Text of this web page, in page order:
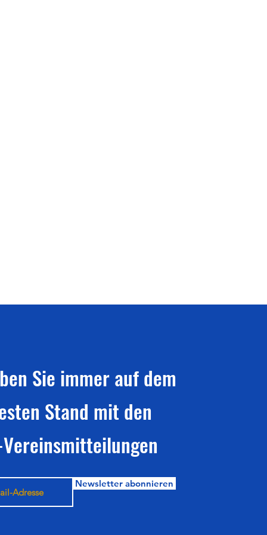
Sie immer auf dem
Stand mit den
Vereinsmitteilungen
Newsletter abonnieren